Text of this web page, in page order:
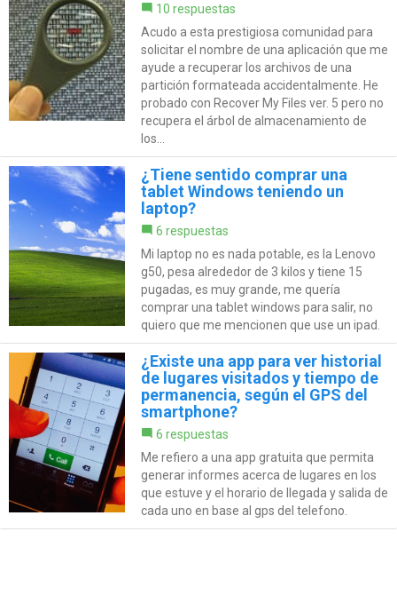
10 respuestas
Acudo a esta prestigiosa comunidad para
solicitar el nombre de una aplicación que me
ayude a recuperar los archivos de una
partición formateada accidentalmente. He
probado con Recover My Files ver. 5 pero no
recupera el árbol de almacenamiento de
los...
¿Tiene sentido comprar una
tablet Windows teniendo un
laptop?
6 respuestas
Mi laptop no es nada potable, es la Lenovo
g50, pesa alrededor de 3 kilos y tiene 15
pugadas, es muy grande, me quería
comprar una tablet windows para salir, no
quiero que me mencionen que use un ipad.
¿Existe una app para ver historial
de lugares visitados y tiempo de
permanencia, según el GPS del
smartphone?
6 respuestas
Me refiero a una app gratuita que permita
generar informes acerca de lugares en los
que estuve y el horario de llegada y salida de
cada uno en base al gps del telefono.